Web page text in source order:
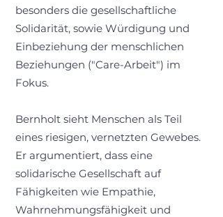
besonders die gesellschaftliche
Solidarität, sowie Würdigung und
Einbeziehung der menschlichen
Beziehungen ("Care-Arbeit") im
Fokus.
Bernholt sieht Menschen als Teil
eines riesigen, vernetzten Gewebes.
Er argumentiert, dass eine
solidarische Gesellschaft auf
Fähigkeiten wie Empathie,
Wahrnehmungsfähigkeit und